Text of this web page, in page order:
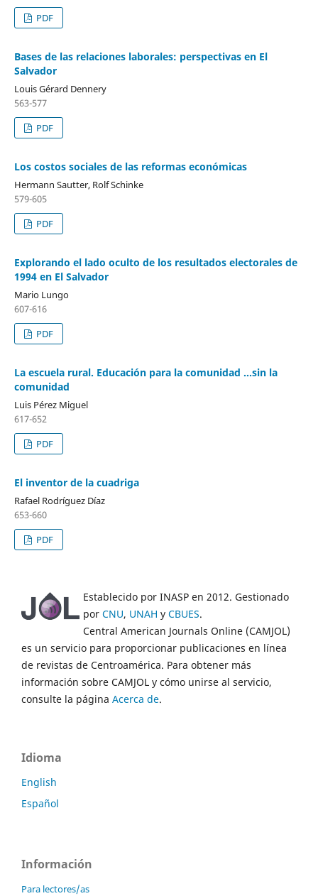
PDF
Bases de las relaciones laborales: perspectivas en El
Salvador
Louis Gérard Dennery
563-577
PDF
Los costos sociales de las reformas económicas
Hermann Sautter, Rolf Schinke
579-605
PDF
Explorando el lado oculto de los resultados electorales de
1994 en El Salvador
Mario Lungo
607-616
PDF
La escuela rural. Educación para la comunidad ...sin la
comunidad
Luis Pérez Miguel
617-652
PDF
El inventor de la cuadriga
Rafael Rodríguez Díaz
653-660
PDF
Establecido por INASP en 2012. Gestionado
por CNU, UNAH y CBUES.
Central American Journals Online (CAMJOL)
es un servicio para proporcionar publicaciones en línea
de revistas de Centroamérica. Para obtener más
información sobre CAMJOL y cómo unirse al servicio,
consulte la página Acerca de.
Idioma
English
Español
Información
Para lectores/as